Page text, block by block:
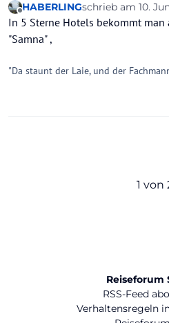
Offline
HABERLINGschrieb am 10.
zuletzt editiert
In 5 Sterne Hotels bekommt
"Samna" ,
"Da staunt der Laie, und der
1 von
Reiseforum
RSS-Feed
Verhaltensregeln